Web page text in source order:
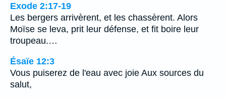
Exode 2:17-19
Les bergers arrivèrent, et les chassèrent. Alors
Moïse se leva, prit leur défense, et fit boire leur
troupeau.…
Ésaïe 12:3
Vous puiserez de l'eau avec joie Aux sources du
salut,